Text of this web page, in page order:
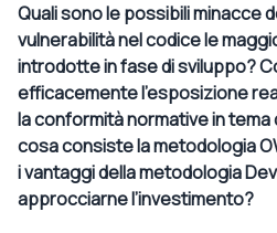
Quali sono le possibili minacce
vulnerabilità nel codice le
introdotte in fase di sviluppo?
efficacemente l’esposizione
la conformità normative in tema
cosa consiste la metodologia
i vantaggi della metodologia
approcciarne l’investimento?